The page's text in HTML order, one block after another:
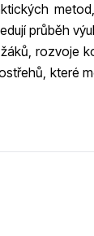
průběh
rozvoje
které